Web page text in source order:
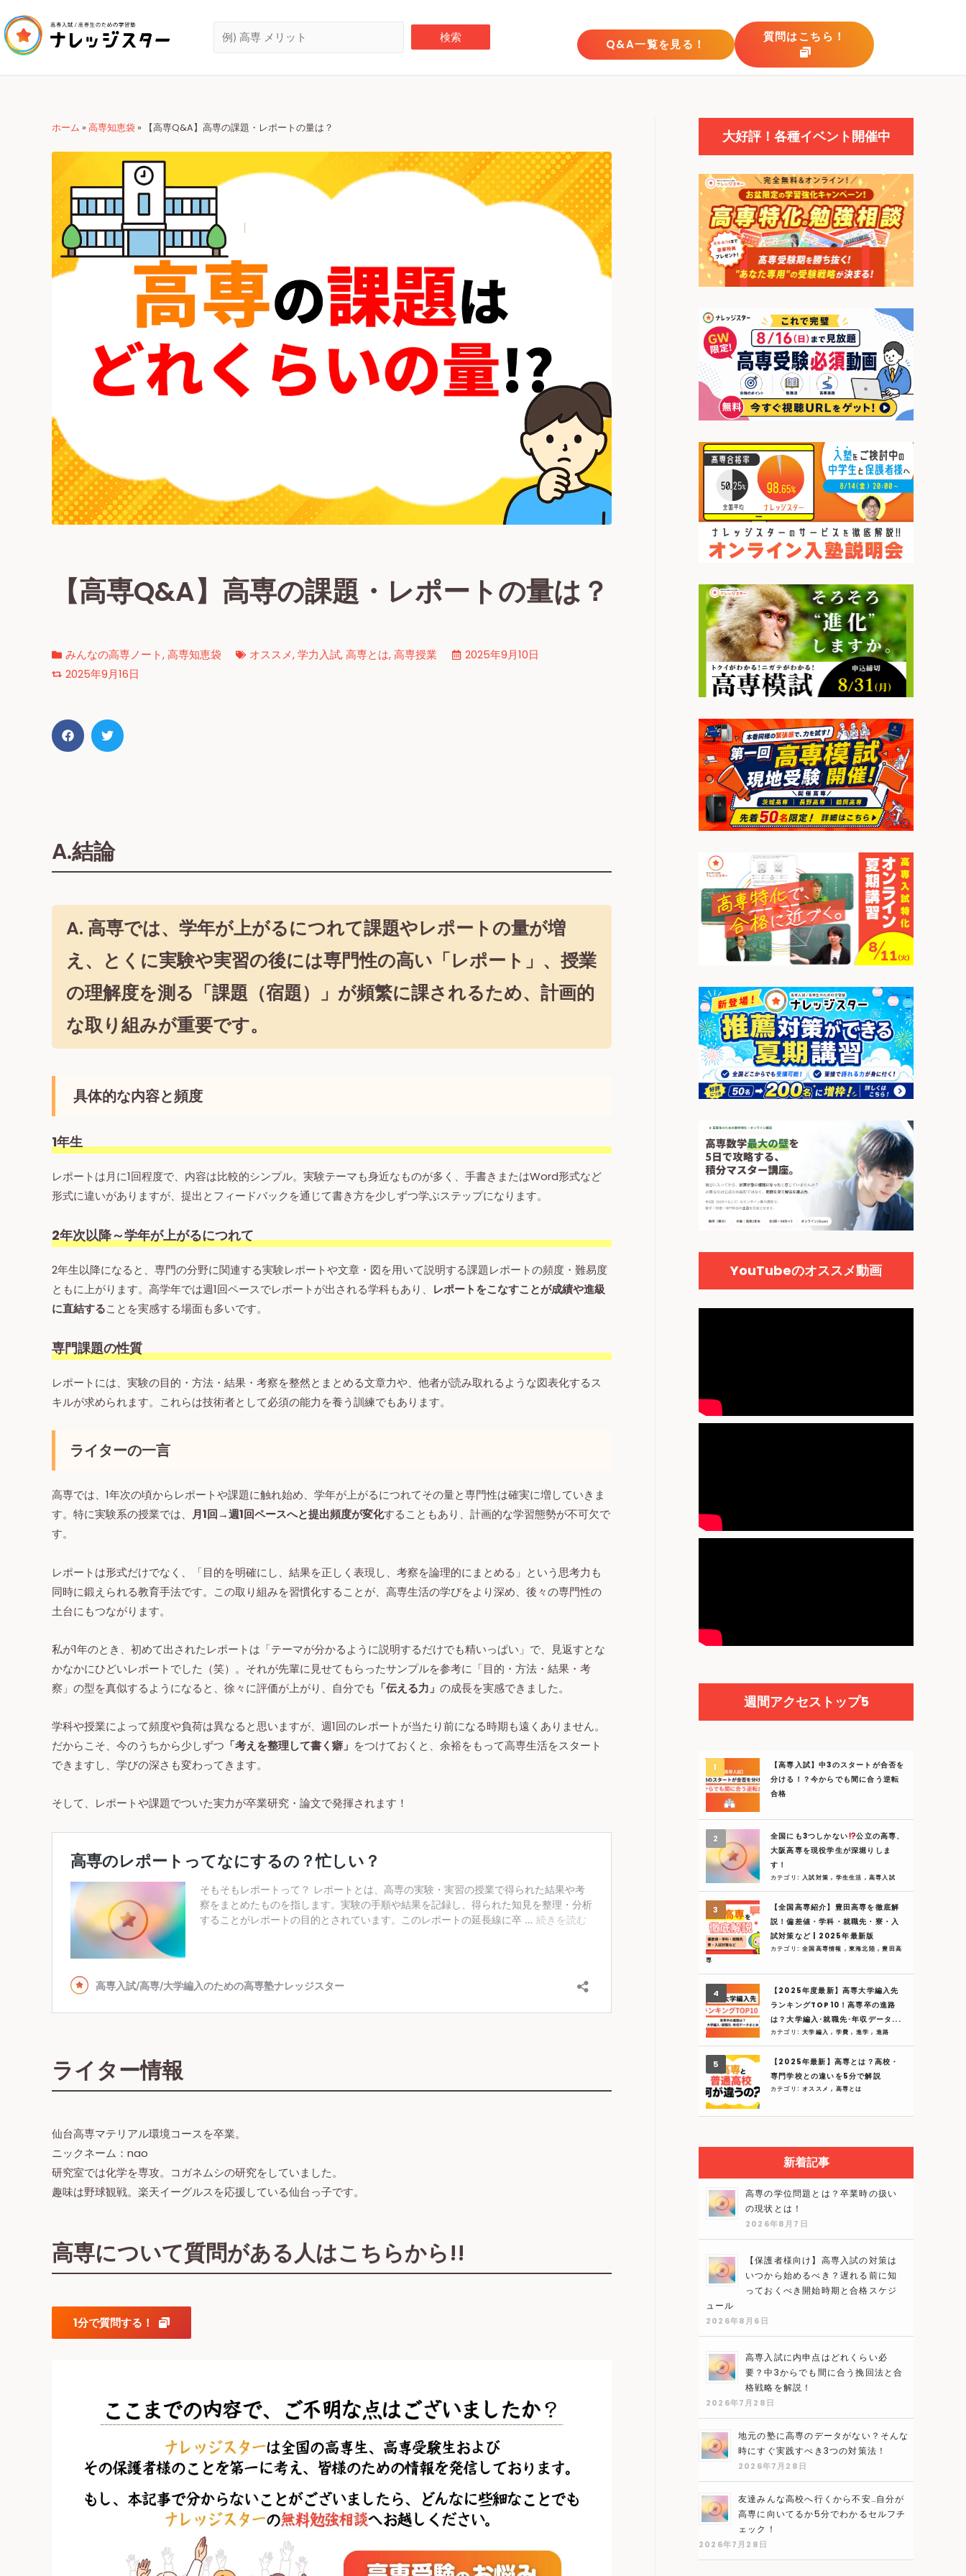
Q&A一覧を見る！
質問はこちら！
ホーム » 高専知恵袋 » 【高専Q&A】高専の課題・レポートの量は？
【高専Q&A】高専の課題・レポートの量は？
みんなの高専ノート,高専知恵袋 オススメ,学力入試,高専とは,高専授業
2025年9月10日
2025年9月16日
A.結論
A. 高専では、学年が上がるにつれて課題やレポートの量が増
え、とくに実験や実習の後には専門性の高い 「レポート」 、授業
の理解度を測る 「課題（宿題）」 が頻繁に課されるため、計画的
な取り組みが重要です。
具体的な内容と頻度
1年生
レポートは月に1回程度で、内容は比較的シンプル。実験テーマも身近なものが多く、手書きまたはWord形式など
形式に違いがありますが、提出とフィードバックを通じて書き方を少しずつ学ぶステップになります。
2年次以降～学年が上がるにつれて
2年生以降になると、専門の分野に関連する実験レポートや文章・図を用いて説明する課題レポートの頻度・難易度
ともに上がります。高学年では週1回ペースでレポートが出される学科もあり、 レポートをこなすことが成績や進級
に直結することを実感する場面も多いです。
専門課題の性質
レポートには、実験の目的・方法・結果・考察を整然とまとめる文章力や、他者が読み取れるような図表化するス
キルが求められます。これらは技術者として必須の能力を養う訓練でもあります。
ライターの一言
高専では、1年次の頃からレポートや課題に触れ始め、学年が上がるにつれてその量と専門性は確実に増していきま
す。特に実験系の授業では、 月1回→週1回ペースへと提出頻度が変化することもあり、計画的な学習態勢が不可欠で
す。
レポートは形式だけでなく、「目的を明確にし、結果を正しく表現し、考察を論理的にまとめる」という思考力も
同時に鍛えられる教育手法です。この取り組みを習慣化することが、高専生活の学びをより深め、後々の専門性の
土台にもつながります。
私が1年のとき、初めて出されたレポートは「テーマが分かるように説明するだけでも精いっぱい」で、見返すとな
かなかにひどいレポートでした（笑）。それが先輩に見せてもらったサンプルを参考に「目的・方法・結果・考
察」の型を真似するようになると、徐々に評価が上がり、自分でも 「伝える力」 の成長を実感できました。
学科や授業によって頻度や負荷は異なると思いますが、週1回のレポートが当たり前になる時期も遠くありません。
だからこそ、今のうちから少しずつ 「考えを整理して書く癖」 をつけておくと、余裕をもって高専生活をスタート
できますし、学びの深さも変わってきます。
そして、レポートや課題でついた実力が卒業研究・論文で発揮されます！
ライター情報
仙台高専マテリアル環境コースを卒業。
ニックネーム：nao
研究室では化学を専攻。コガネムシの研究をしていました。
趣味は野球観戦。楽天イーグルスを応援している仙台っ子です。
高専について質問がある人はこちらから!!
1分で質問する！
大好評！各種イベント開催中
YouTubeのオススメ動画
週間アクセストップ5
【高専入試】中3のスタートが合否を
分ける！？今からでも間に合う逆転
合格
全国にも3つしかない
公立の高専、
大阪高専を現役学生が深堀りしま
す！
カテゴリ: 入試対策, 学生生活 ,高専入試
【全国高専紹介】豊田高専を徹底解
説！偏差値・学科・就職先・寮・入
試対策など | 2025年最新版
カテゴリ:全国高専情報 ,東海北陸,豊田高
専
【2025年度最新】高専大学編入先
ランキングTOP10！高専卒の進路
は？大学編入･就職先･年収データ...
カテゴリ:大学編入, 学費, 進学, 進路
【2025年最新】高専とは？高校・
専門学校との違いを5分で解説
カテゴリ:オススメ, 高専とは
新着記事
高専の学位問題とは？卒業時の扱い
の現状とは！
2026年8月7日
【保護者様向け】高専入試の対策は
いつから始めるべき？遅れる前に知
っておくべき開始時期と合格スケジ
ュール
2026年8月6日
高専入試に内申点はどれくらい必
要？中3からでも間に合う挽回法と合
格戦略を解説！
2026年7月28日
地元の塾に高専のデータがない？そんな
時にすぐ実践すべき3つの対策法！
2026年7月28日
友達みんな高校へ行くから不安…自分が
高専に向いてるか5分でわかるセルフチ
ェック！
2026年7月28日